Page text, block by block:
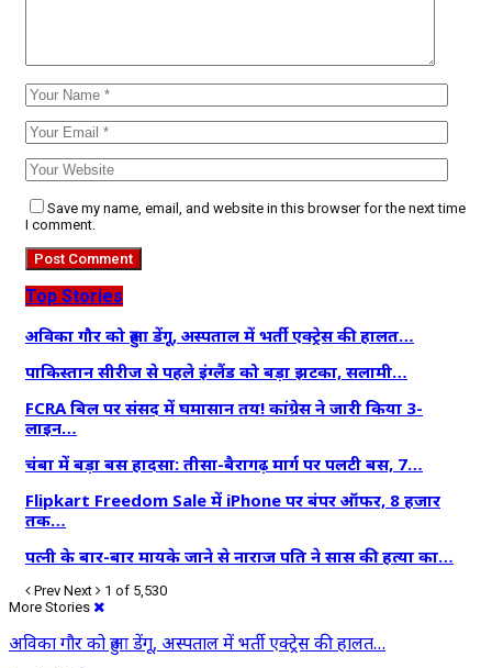
Save my name, email, and website in this browser for the next time
I comment.
Top Stories
अविका गौर को हुआ डेंगू, अस्पताल में भर्ती एक्ट्रेस की हालत…
पाकिस्तान सीरीज से पहले इंग्लैंड को बड़ा झटका, सलामी…
FCRA बिल पर संसद में घमासान तय! कांग्रेस ने जारी किया 3-
लाइन…
चंबा में बड़ा बस हादसा: तीसा-बैरागढ़ मार्ग पर पलटी बस, 7…
Flipkart Freedom Sale में iPhone पर बंपर ऑफर, 8 हजार
तक…
पत्नी के बार-बार मायके जाने से नाराज पति ने सास की हत्या का…
Prev Next
1 of 5,530
More Stories
अविका गौर को हुआ डेंगू, अस्पताल में भर्ती एक्ट्रेस की हालत…